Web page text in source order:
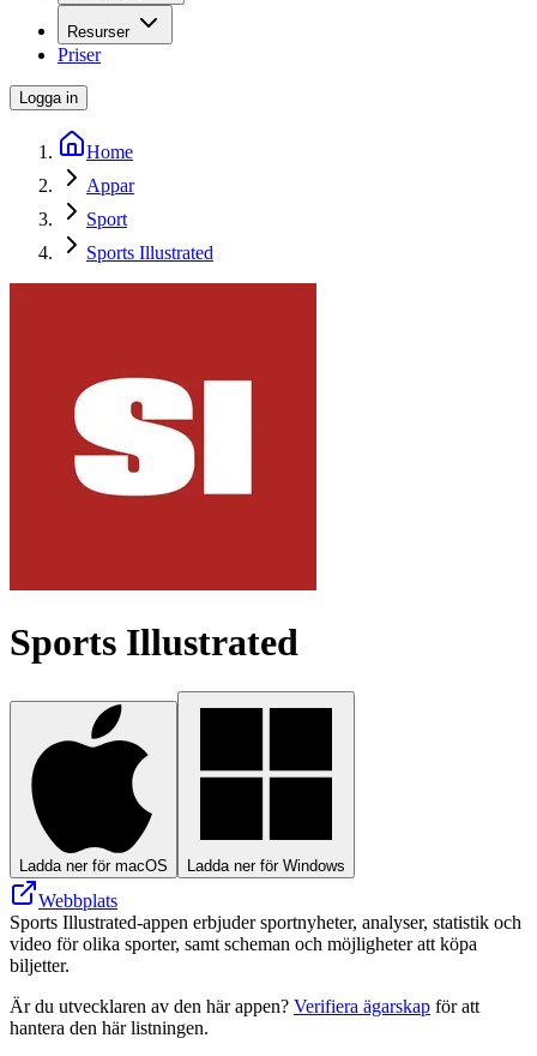
Resurser
Priser
Logga in
Home
Appar
Sport
Sports Illustrated
Sports Illustrated
Ladda ner för macOS Ladda ner för Windows
Webbplats
Sports Illustrated-appen erbjuder sportnyheter, analyser, statistik och
video för olika sporter, samt scheman och möjligheter att köpa
biljetter.
Är du utvecklaren av den här appen? Verifiera ägarskap för att
hantera den här listningen.